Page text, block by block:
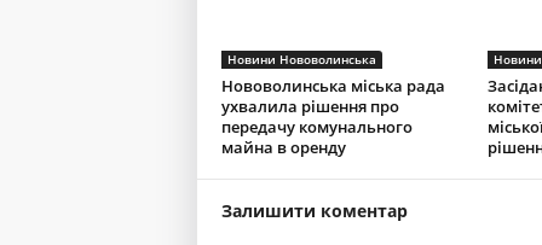
Новини Нововолинська
Нововолинська міська рада
ухвалила рішення про
передачу комунального
майна в оренду
Новини
Залишити коментар